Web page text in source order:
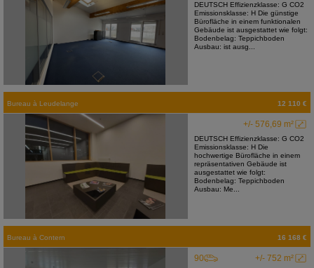
DEUTSCH Effizienzklasse: G CO2
Emissionsklasse: H Die günstige
Bürofläche in einem funktionalen
Gebäude ist ausgestattet wie folgt:
Bodenbelag: Teppichboden
Ausbau: ist ausg...
Bureau à Leudelange 12 110 €
+/- 576,69 m²
DEUTSCH Effizienzklasse: G CO2
Emissionsklasse: H Die
hochwertige Bürofläche in einem
repräsentativen Gebäude ist
ausgestattet wie folgt:
Bodenbelag: Teppichboden
Ausbau: Me...
Bureau à Contern 16 168 €
+/- 752 m²
90